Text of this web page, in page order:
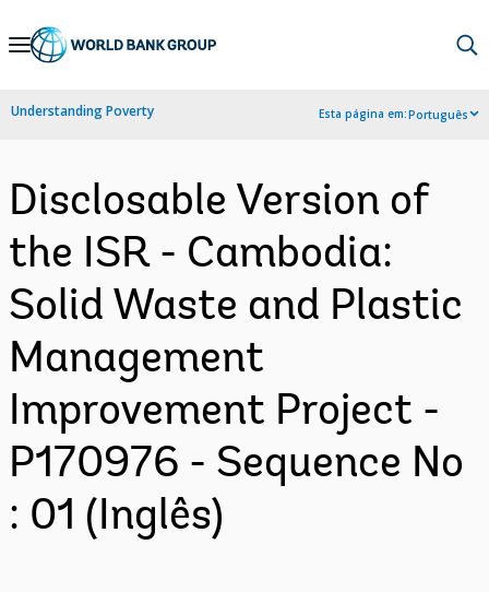
Skip
Navigation
Understanding Poverty Esta página em:Português
Disclosable Version of
the ISR - Cambodia:
Solid Waste and Plastic
Management
Improvement Project -
P170976 - Sequence No
: 01 (Inglês)